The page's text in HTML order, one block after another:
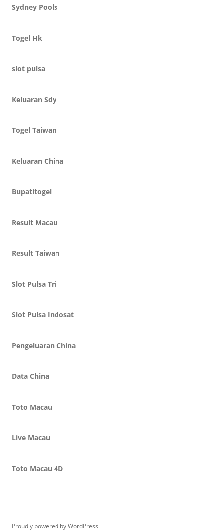
Sydney Pools
Togel Hk
slot pulsa
Keluaran Sdy
Togel Taiwan
Keluaran China
Bupatitogel
Result Macau
Result Taiwan
Slot Pulsa Tri
Slot Pulsa Indosat
Pengeluaran China
Data China
Toto Macau
Live Macau
Toto Macau 4D
Proudly powered by WordPress